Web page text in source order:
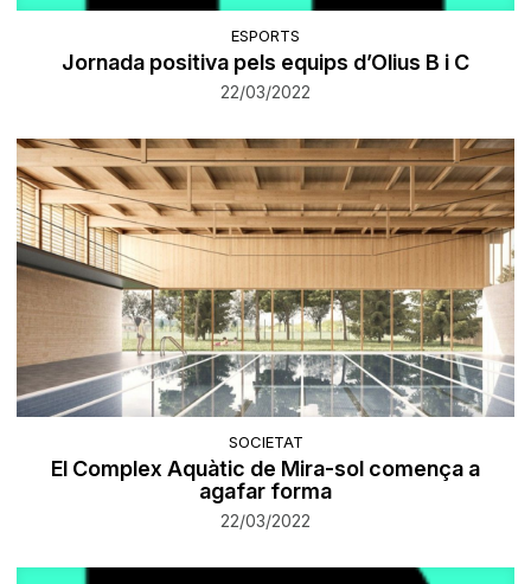
ESPORTS
Jornada positiva pels equips d’Olius B i C
22/03/2022
SOCIETAT
El Complex Aquàtic de Mira-sol comença a
agafar forma
22/03/2022